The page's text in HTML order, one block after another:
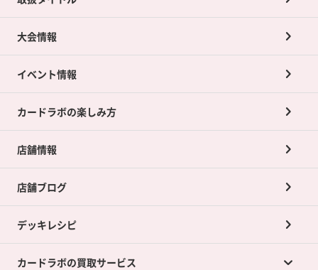
大会情報
イベント情報
カードラボの楽しみ方
店舗情報
店舗ブログ
デッキレシピ
カードラボの買取サービス